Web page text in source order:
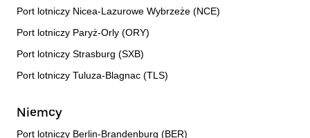
Port lotniczy Nicea-Lazurowe Wybrzeże (NCE)
Port lotniczy Paryż-Orly (ORY)
Port lotniczy Strasburg (SXB)
Port lotniczy Tuluza-Blagnac (TLS)
Niemcy
Port lotniczy Berlin-Brandenburg (BER)